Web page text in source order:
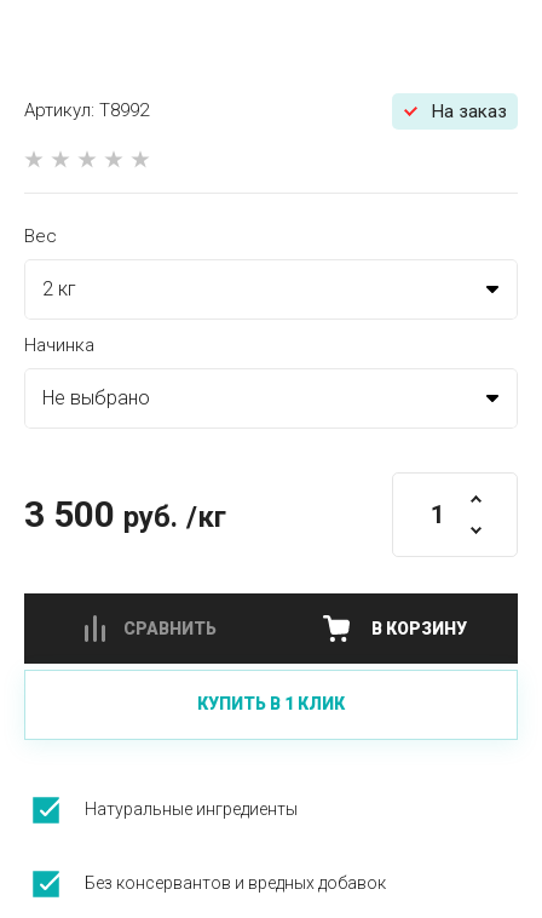
T8992 На заказ
Вес
Начинка
3 500 руб. /кг
Натуральные ингредиенты
Без консервантов и вредных добавок